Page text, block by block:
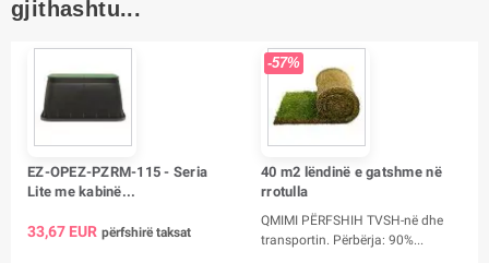
gjithashtu...
EZ-OPEZ-PZRM-115 - Seria
Lite me kabinë...
33,67 EUR përfshirë taksat
-57%
40 m2 lëndinë e gatshme në
rrotulla
QMIMI PËRFSHIH TVSH-në dhe
transportin. Përbërja: 90%...